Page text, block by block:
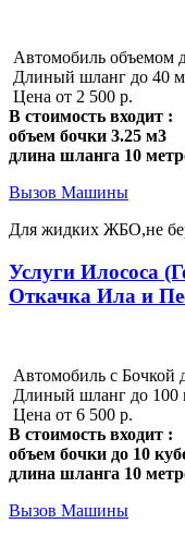
Автомобиль объемом
Длиный шланг до 40
Цена от 2 500 р.
В стоимость входит :
объем бочки 3.25 м3
длина шланга 10
Вызов Машины
Для жидких ЖБО,не
Услуги Илососа
Откачка Ила и
Автомобиль с Бочкой
Длиный шланг до 100
Цена от 6 500 р.
В стоимость входит :
объем бочки до 10
длина шланга 10
Вызов Машины